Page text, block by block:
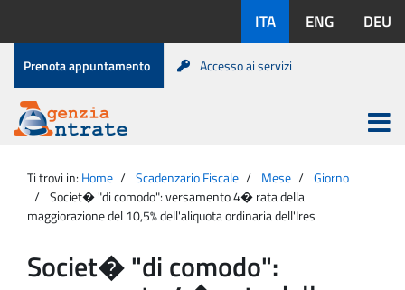
contenuto
disponibili:
ITA ENG DEU
Menu
di
servizio
Prenota appuntamento Accesso ai servizi
Agenzia
Entrate
Apri
menu
principale
Ti trovi in: Home Scadenzario Fiscale Mese
Giorno
Societ� "di comodo": versamento 4� rata della
maggiorazione del 10,5% dell'aliquota ordinaria dell'Ires
Societ� "di comodo":